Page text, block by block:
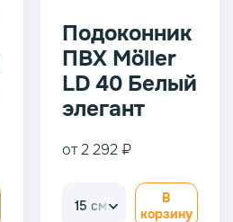
Подоконник
ПВХ Möller
LD 40 Белый
элегант
от 2 292 ₽
15 см.
В
корзину